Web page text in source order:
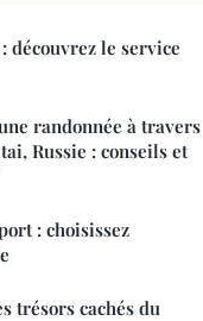
découvrez le service
randonnée à travers
Russie : conseils et
: choisissez
trésors cachés du